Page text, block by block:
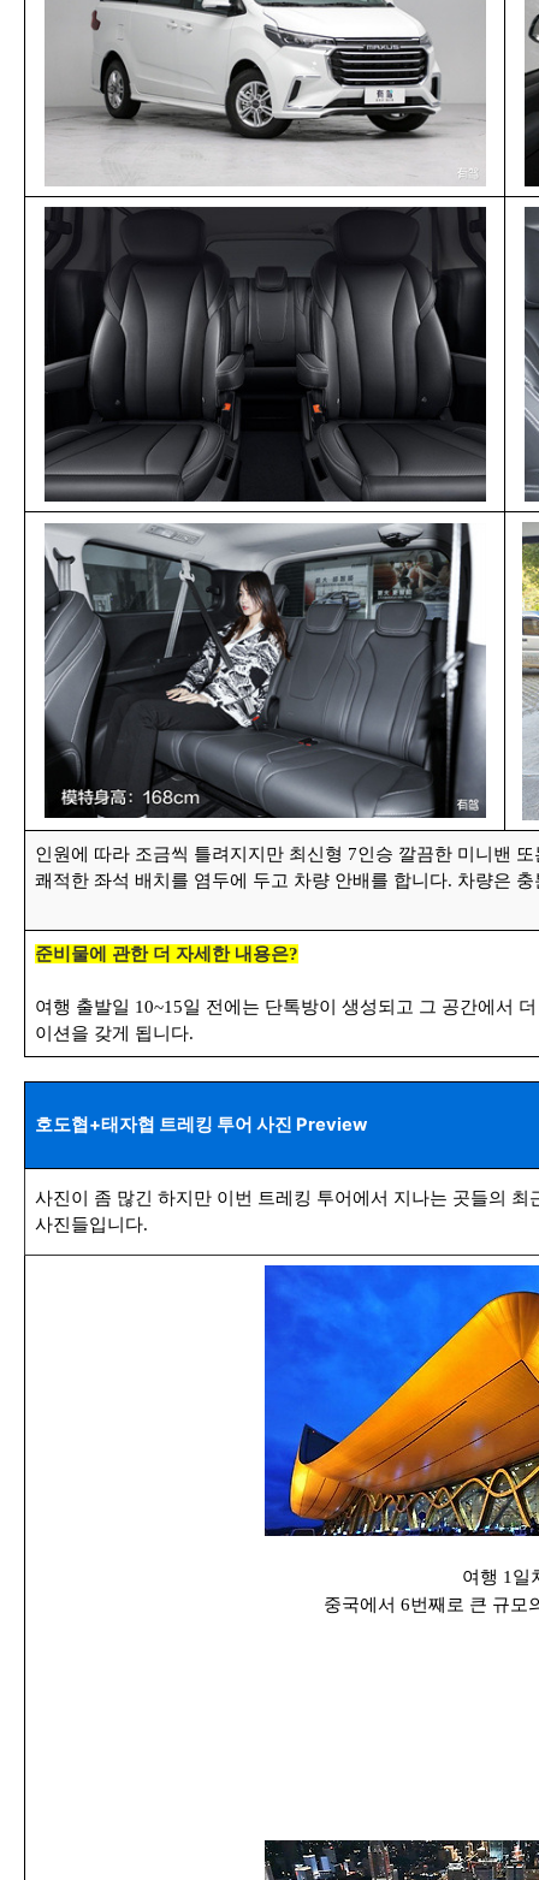
인원에 따라 조금씩 틀려지지만 최신형 7인승 깔끔한 미니밴
쾌적한 좌석 배치를 염두에 두고 차량 안배를 합니다. 차량은
준비물에 관한 더 자세한 내용은?
여행 출발일 10~15일 전에는 단톡방이 생성되고 그 공간에서
이션을 갖게 됩니다.
호도협+태자협 트레킹 투어 사진 Preview
사진이 좀 많긴 하지만 이번 트레킹 투어에서 지나는 곳들의
사진들입니다.
여행 1일
중국에서 6번째로 큰 규모